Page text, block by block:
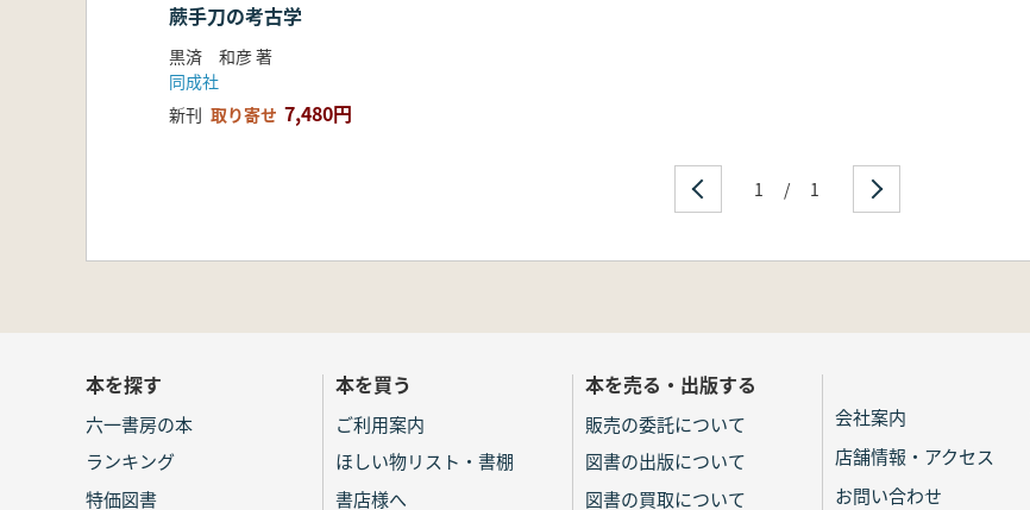
蕨手刀の考古学
黒済 和彦 著
同成社
新刊 取り寄せ 7,480円
1 / 1
本を探す
六一書房の本
ランキング
特価図書
本を買う
ご利用案内
ほしい物リスト・書棚
書店様へ
本を売る・出版する
販売の委託について
図書の出版について
図書の買取について
会社案内
店舗情報・アクセス
お問い合わせ